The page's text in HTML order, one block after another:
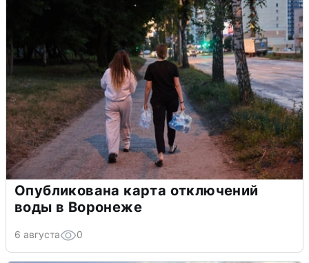
Опубликована карта отключений
воды в Воронеже
6 августа 0